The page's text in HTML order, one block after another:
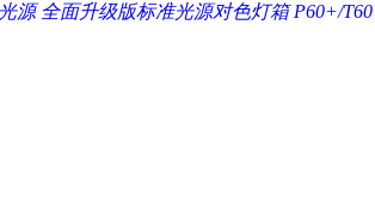
源 全面升级版标准光源对色灯箱 P60+/